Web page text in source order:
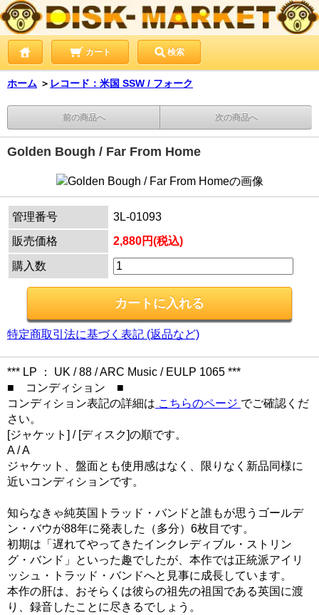
カート 検索
ホーム ＞ レコード：米国 SSW / フォーク
前の商品へ 次の商品へ
Golden Bough / Far From Home
管理番号
3L-01093
販売価格
2,880円(税込)
購入数
特定商取引法に基づく表記 (返品など)
*** LP ： UK / 88 / ARC Music / EULP 1065 ***
■ コンディション ■
コンディション表記の詳細は こちらのページ でご確認くだ
さい。
[ジャケット] / [ディスク]の順です。
A / A
ジャケット、盤面とも使用感はなく、限りなく新品同様に
近いコンディションです。
知らなきゃ純英国トラッド・バンドと誰もが思うゴールデ
ン・バウが88年に発表した（多分）6枚目です。
初期は「遅れてやってきたインクレディブル・ストリン
グ・バンド」といった趣でしたが、本作では正統派アイリ
ッシュ・トラッド・バンドへと見事に成長しています。
本作の肝は、おそらくは彼らの祖先の祖国である英国に渡
り、録音したことに尽きるでしょう。